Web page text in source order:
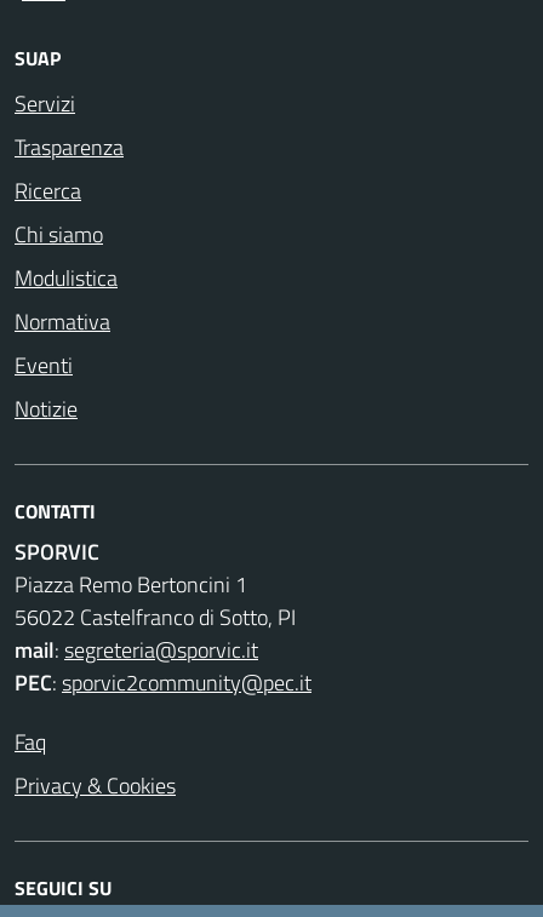
SUAP
Servizi
Trasparenza
Ricerca
Chi siamo
Modulistica
Normativa
Eventi
Notizie
CONTATTI
SPORVIC
Piazza Remo Bertoncini 1
56022 Castelfranco di Sotto, PI
mail:segreteria@sporvic.it
PEC:sporvic2community@pec.it
Faq
Privacy & Cookies
SEGUICI SU